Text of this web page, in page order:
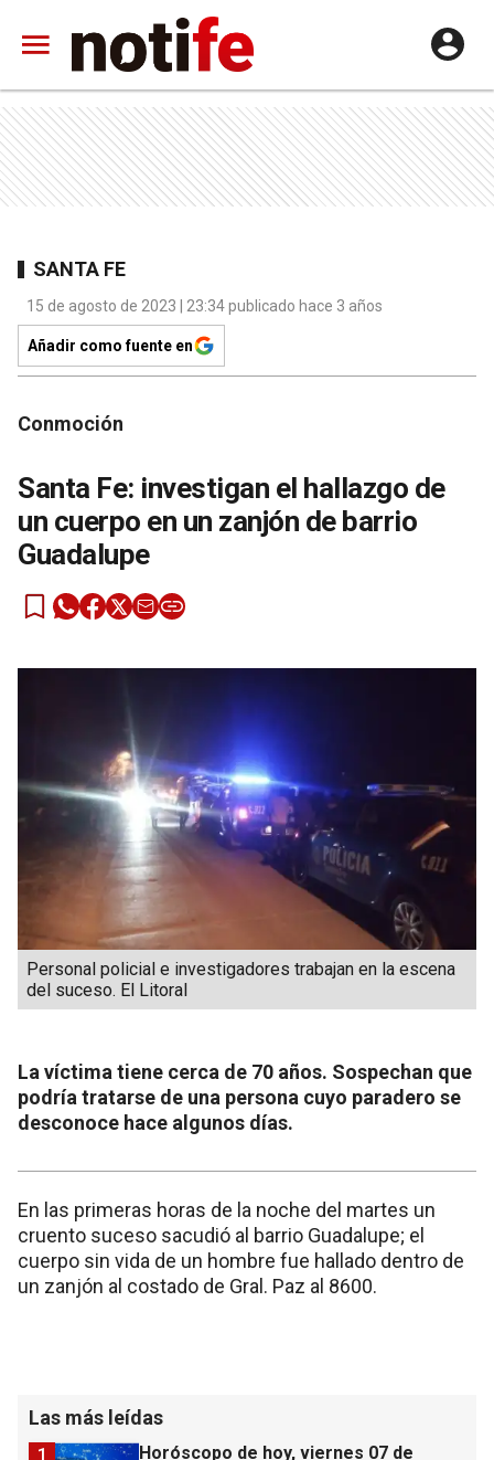
SANTA FE
15 de agosto de 2023 | 23:34 publicado hace 3 años
Añadir como fuente en
Conmoción
Santa Fe: investigan el hallazgo de
un cuerpo en un zanjón de barrio
Guadalupe
Personal policial e investigadores trabajan en la escena
del suceso. El Litoral
La víctima tiene cerca de 70 años. Sospechan que
podría tratarse de una persona cuyo paradero se
desconoce hace algunos días.
En las primeras horas de la noche del martes un
cruento suceso sacudió al barrio Guadalupe; el
cuerpo sin vida de un hombre fue hallado dentro de
un zanjón al costado de Gral. Paz al 8600.
Las más leídas
Horóscopo de hoy, viernes 07 de
1